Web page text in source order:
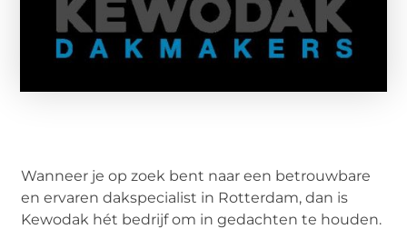
Wanneer je op zoek bent naar een betrouwbare
en ervaren dakspecialist in Rotterdam, dan is
Kewodak hét bedrijf om in gedachten te houden.